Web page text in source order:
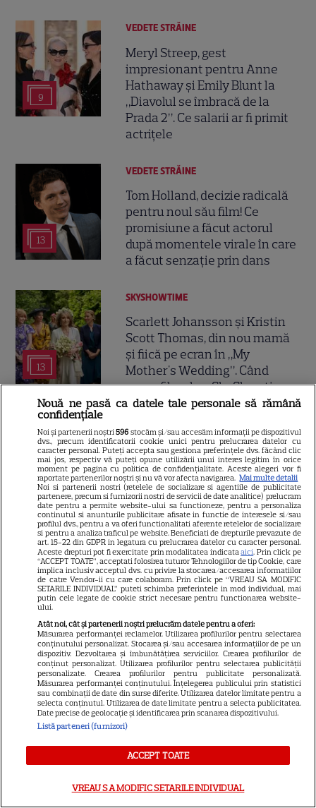
9
VEDETE STRĂINE
Meryl Streep, gest
impresionant pentru Anne
Hathaway și Emily Blunt la
„Diavolul se îmbracă de la
Prada 2”. Ce salarii ar fi primit
actrițele
13
VEDETE STRĂINE
Tom Holland, decizie radicală
pentru noul său film! Ce
promisiune a făcut actorul
după momentele virale în care
a făcut senzație prin dans
13
SKYSHOWTIME
Scarlett Johansson și Kristin
Scott Thomas, din nou mamă
și fiică pe ecran în „My
Mother's Wedding”. Când
apare filmul pe SkyShowtime
9
Jamie Campbell Bower, starul
din „Stranger Things”, intră în
universul „Stăpânul Inelelor”.
Ce rol legendar va interpreta în
sezonul 3
5
NETFLIX
„Palatul de Est”, noul fenomen
coreean de pe Netflix: Regele
blestemat, fantomele și
exorcistul care sfidează
moartea
PRIME VIDEO
Când „Fălci” se întâlnește cu
„Coborâre întunecată”:
Producția claustrofobă de pe
Prime Video ce nu trebuie
ratată
Nouă ne pasă ca datele tale personale să rămână
confidențiale
Noi și partenerii noștri596 stocăm și/sau accesăm informații pe dispozitivul
dvs., precum identificatorii cookie unici pentru prelucrarea datelor cu
caracter personal. Puteți accepta sau gestiona preferințele dvs. făcând clic
mai jos, respectiv vă puteți opune utilizării unui interes legitim în orice
moment pe pagina cu politica de confidențialitate. Aceste alegeri vor fi
raportate partenerilor noștri și nu vă vor afecta navigarea. Mai multe detalii
Noi si partenerii nostri (retelele de socializare si agentiile de publicitate
partenere, precum si furnizorii nostri de servicii de date analitice) prelucram
date pentru a permite website-ului sa functioneze, pentru a personaliza
continutul si anunturile publicitare afisate in functie de interesele si/sau
profilul dvs., pentru a va oferi functionalitati aferente retelelor de socializare
si pentru a analiza traficul pe website. Beneficiati de drepturile prevazute de
art. 15-22 din GDPR in legatura cu prelucrarea datelor cu caracter personal.
Aceste drepturi pot fi exercitate prin modalitatea indicataaici. Prin click pe
“ACCEPT TOATE”, acceptati folosirea tuturor Tehnologiilor de tip Cookie, care
implica inclusiv acceptul dvs. cu privire la stocarea/accesarea informatiilor
de catre Vendor-ii cu care colaboram. Prin click pe “VREAU SA MODIFIC
SETARILE INDIVIDUAL” puteti schimba preferintele in mod individual, mai
putin cele legate de cookie strict necesare pentru functionarea website-
ului.
Atât noi, cât și partenerii noștri prelucrăm datele pentru a oferi:
Măsurarea performanței reclamelor. Utilizarea profilurilor pentru selectarea
conținutului personalizat. Stocarea și/sau accesarea informațiilor de pe un
dispozitiv. Dezvoltarea și îmbunătățirea serviciilor. Crearea profilurilor de
conținut personalizat. Utilizarea profilurilor pentru selectarea publicității
personalizate. Crearea profilurilor pentru publicitate personalizată.
Măsurarea performanței conținutului. Înțelegerea publicului prin statistici
sau combinații de date din surse diferite. Utilizarea datelor limitate pentru a
selecta conținutul. Utilizarea de date limitate pentru a selecta publicitatea.
Date precise de geolocație și identificarea prin scanarea dispozitivului.
Listă parteneri (furnizori)
ACCEPT TOATE
VREAU SA MODIFIC SETARILE INDIVIDUAL